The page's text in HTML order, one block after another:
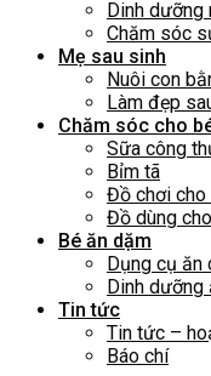
Dinh dưỡng
Chăm sóc
Mẹ sau sinh
Nuôi con
Làm đẹp
Chăm sóc cho
Sữa công
Bỉm tã
Đồ chơi cho
Đồ dùng
Bé ăn dặm
Dụng cụ ăn
Dinh dưỡng
Tin tức
Tin tức –
Báo chí